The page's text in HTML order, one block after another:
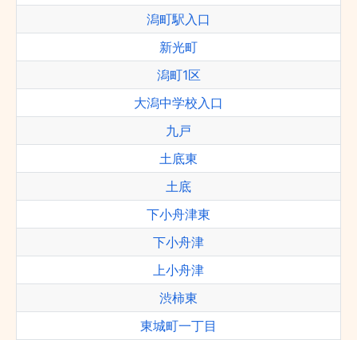
潟町駅入口
新光町
潟町1区
大潟中学校入口
九戸
土底東
土底
下小舟津東
下小舟津
上小舟津
渋柿東
東城町一丁目